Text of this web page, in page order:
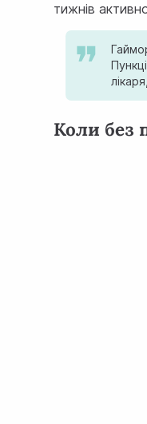
тижнів
Коли без